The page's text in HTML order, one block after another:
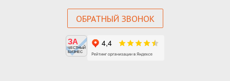
ОБРАТНЫЙ ЗВОНОК
ЗА
ЧЕСТНЫЙ
БИЗНЕС